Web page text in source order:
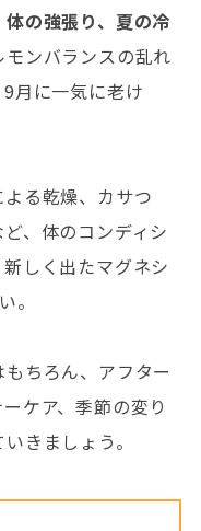
の強張り、夏の冷
ンバランスの乱れ
月に一気に老け
る乾燥、カサつ
、体のコンディシ
しく出たマグネシ
。
ちろん、アフター
ケア、季節の変り
きましょう。